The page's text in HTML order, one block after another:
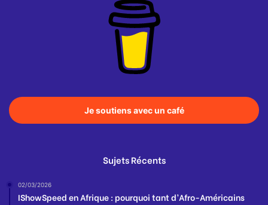
Je soutiens avec un café
Sujets Récents
02/03/2026
IShowSpeed en Afrique : pourquoi tant d’Afro-Américains